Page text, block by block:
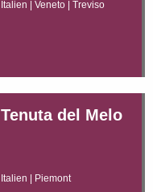
Italien | Veneto | Treviso
Tenuta del Melo
Italien | Piemont